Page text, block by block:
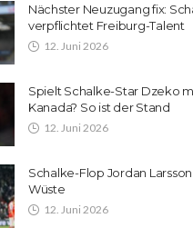
Nächster Neuzugang fix:
verpflichtet Freiburg-Talent
12. Juni 2026
Spielt Schalke-Star Dzeko
Kanada? So ist der Stand
12. Juni 2026
Schalke-Flop Jordan
Wüste
12. Juni 2026